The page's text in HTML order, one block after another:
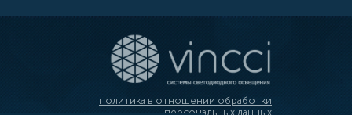
политика в отношении обработки
персональных данных